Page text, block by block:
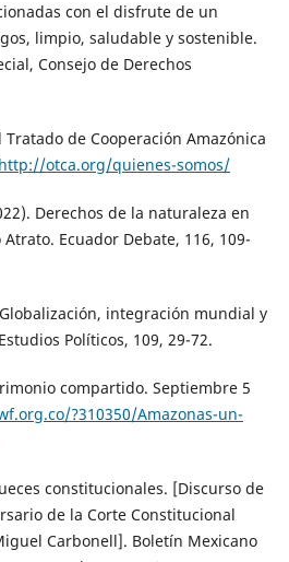
con el disfrute de un
limpio, saludable y sostenible.
Consejo de Derechos
de Cooperación Amazónica
http://otca.org/quienes-somos/
Derechos de la naturaleza en
Ecuador Debate, 116, 109-
integración mundial y
Políticos, 109, 29-72.
compartido. Septiembre 5
?310350/Amazonas-un-
constitucionales. [Discurso de
de la Corte Constitucional
Carbonell]. Boletín Mexicano